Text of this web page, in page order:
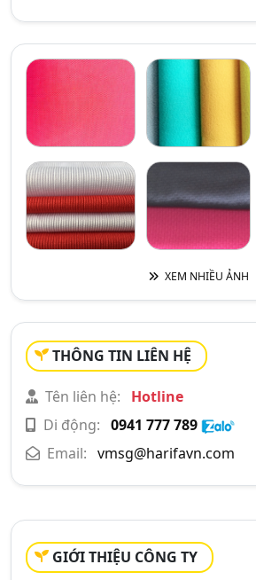
XEM NHIỀU ẢNH
THÔNG TIN LIÊN HỆ
Tên liên hệ:
Hotline
Di động: 0941 777 789
Email: vmsg@harifavn.com
GIỚI THIỆU CÔNG TY